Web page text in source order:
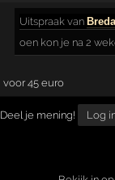
Uitspraak van
oen kon je na 2
voor 45 euro
Deel je mening! Log